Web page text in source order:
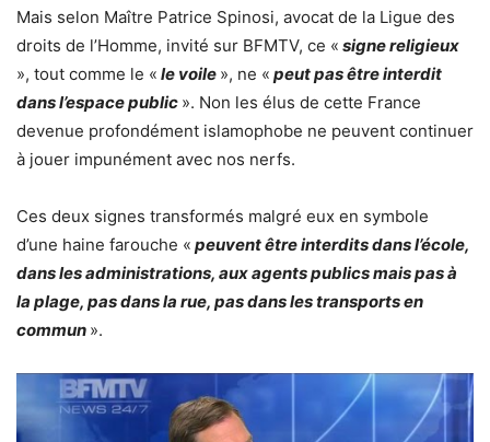
Mais selon Maître Patrice Spinosi, avocat de la Ligue des
droits de l’Homme, invité sur BFMTV, ce « signe religieux
», tout comme le « le voile », ne « peut pas être interdit
dans l’espace public ». Non les élus de cette France
devenue profondément islamophobe ne peuvent continuer
à jouer impunément avec nos nerfs.
Ces deux signes transformés malgré eux en symbole
d’une haine farouche « peuvent être interdits dans l’école,
dans les administrations, aux agents publics mais pas à
la plage, pas dans la rue, pas dans les transports en
commun ».